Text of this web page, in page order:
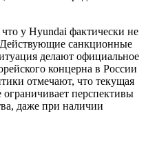
у Hyundai фактически не
санкционные
делают официальное
концерна в России
отмечают, что текущая
перспективы
даже при наличии